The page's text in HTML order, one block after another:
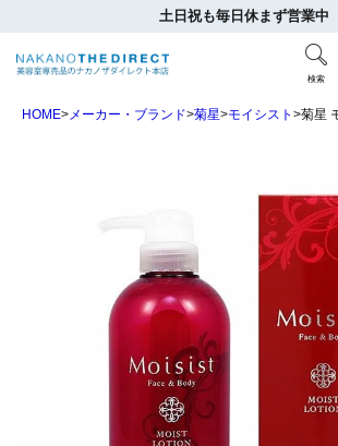
土日祝も毎日休まず営業中
検索
HOME メーカー・ブランド 菊星 モイシスト 菊星